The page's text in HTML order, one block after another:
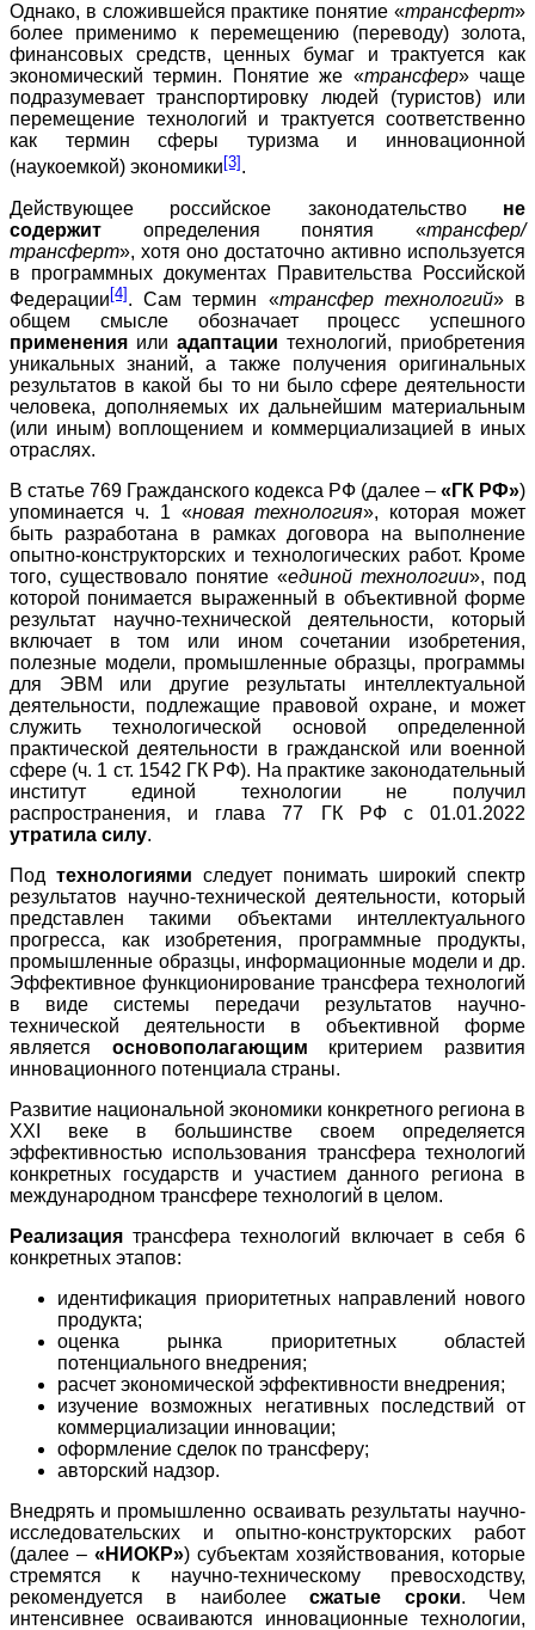
Однако, в сложившейся практике понятие «трансферт»
более применимо к перемещению (переводу) золота,
финансовых средств, ценных бумаг и трактуется как
экономический термин. Понятие же «трансфер» чаще
подразумевает транспортировку людей (туристов) или
перемещение технологий и трактуется соответственно
как термин сферы туризма и инновационной
(наукоемкой) экономики[3].
Действующее российское законодательство не
содержит определения понятия «трансфер/
трансферт», хотя оно достаточно активно используется
в программных документах Правительства Российской
Федерации[4]. Сам термин «трансфер технологий» в
общем смысле обозначает процесс успешного
применения или адаптации технологий, приобретения
уникальных знаний, а также получения оригинальных
результатов в какой бы то ни было сфере деятельности
человека, дополняемых их дальнейшим материальным
(или иным) воплощением и коммерциализацией в иных
отраслях.
В статье 769 Гражданского кодекса РФ (далее – «ГК РФ»)
упоминается ч. 1 «новая технология», которая может
быть разработана в рамках договора на выполнение
опытно-конструкторских и технологических работ. Кроме
того, существовало понятие «единой технологии», под
которой понимается выраженный в объективной форме
результат научно-технической деятельности, который
включает в том или ином сочетании изобретения,
полезные модели, промышленные образцы, программы
для ЭВМ или другие результаты интеллектуальной
деятельности, подлежащие правовой охране, и может
служить технологической основой определенной
практической деятельности в гражданской или военной
сфере (ч. 1 ст. 1542 ГК РФ). На практике законодательный
институт единой технологии не получил
распространения, и глава 77 ГК РФ с 01.01.2022
утратила силу.
Под технологиями следует понимать широкий спектр
результатов научно-технической деятельности, который
представлен такими объектами интеллектуального
прогресса, как изобретения, программные продукты,
промышленные образцы, информационные модели и др.
Эффективное функционирование трансфера технологий
в виде системы передачи результатов научно-
технической деятельности в объективной форме
является основополагающим критерием развития
инновационного потенциала страны.
Развитие национальной экономики конкретного региона в
XXI веке в большинстве своем определяется
эффективностью использования трансфера технологий
конкретных государств и участием данного региона в
международном трансфере технологий в целом.
Реализация трансфера технологий включает в себя 6
конкретных этапов:
идентификация приоритетных направлений нового
продукта;
оценка рынка приоритетных областей
потенциального внедрения;
расчет экономической эффективности внедрения;
изучение возможных негативных последствий от
коммерциализации инновации;
оформление сделок по трансферу;
авторский надзор.
Внедрять и промышленно осваивать результаты научно-
исследовательских и опытно-конструкторских работ
(далее – «НИОКР») субъектам хозяйствования, которые
стремятся к научно-техническому превосходству,
рекомендуется в наиболеесжатые сроки. Чем
интенсивнее осваиваются инновационные технологии,